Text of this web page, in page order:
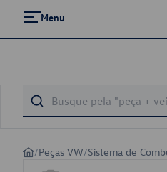
Menu
/Peças VW/Sistema de